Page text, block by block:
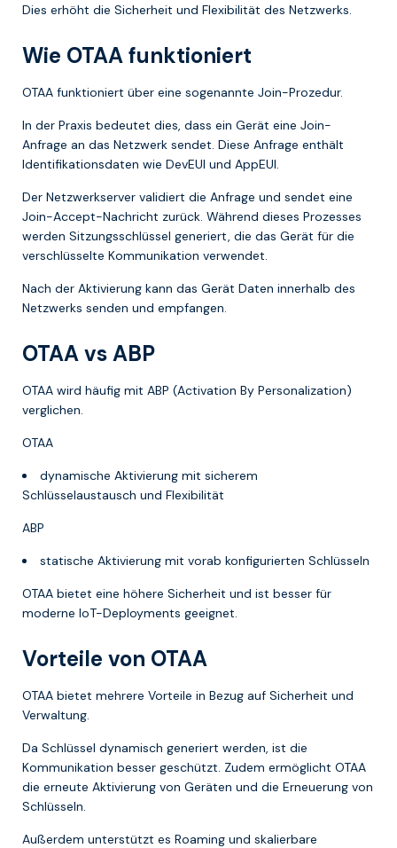
Dies erhöht die Sicherheit und Flexibilität des Netzwerks.
Wie OTAA funktioniert
OTAA funktioniert über eine sogenannte Join-Prozedur.
In der Praxis bedeutet dies, dass ein Gerät eine Join-
Anfrage an das Netzwerk sendet. Diese Anfrage enthält
Identifikationsdaten wie DevEUI und AppEUI.
Der Netzwerkserver validiert die Anfrage und sendet eine
Join-Accept-Nachricht zurück. Während dieses Prozesses
werden Sitzungsschlüssel generiert, die das Gerät für die
verschlüsselte Kommunikation verwendet.
Nach der Aktivierung kann das Gerät Daten innerhalb des
Netzwerks senden und empfangen.
OTAA vs ABP
OTAA wird häufig mit ABP (Activation By Personalization)
verglichen.
OTAA
dynamische Aktivierung mit sicherem
Schlüsselaustausch und Flexibilität
ABP
statische Aktivierung mit vorab konfigurierten Schlüsseln
OTAA bietet eine höhere Sicherheit und ist besser für
moderne IoT-Deployments geeignet.
Vorteile von OTAA
OTAA bietet mehrere Vorteile in Bezug auf Sicherheit und
Verwaltung.
Da Schlüssel dynamisch generiert werden, ist die
Kommunikation besser geschützt. Zudem ermöglicht OTAA
die erneute Aktivierung von Geräten und die Erneuerung von
Schlüsseln.
Außerdem unterstützt es Roaming und skalierbare